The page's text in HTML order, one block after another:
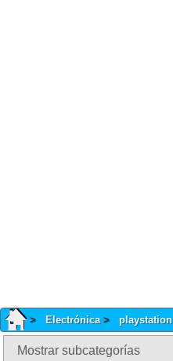
Electrónica playstation
Mostrar subcategorías